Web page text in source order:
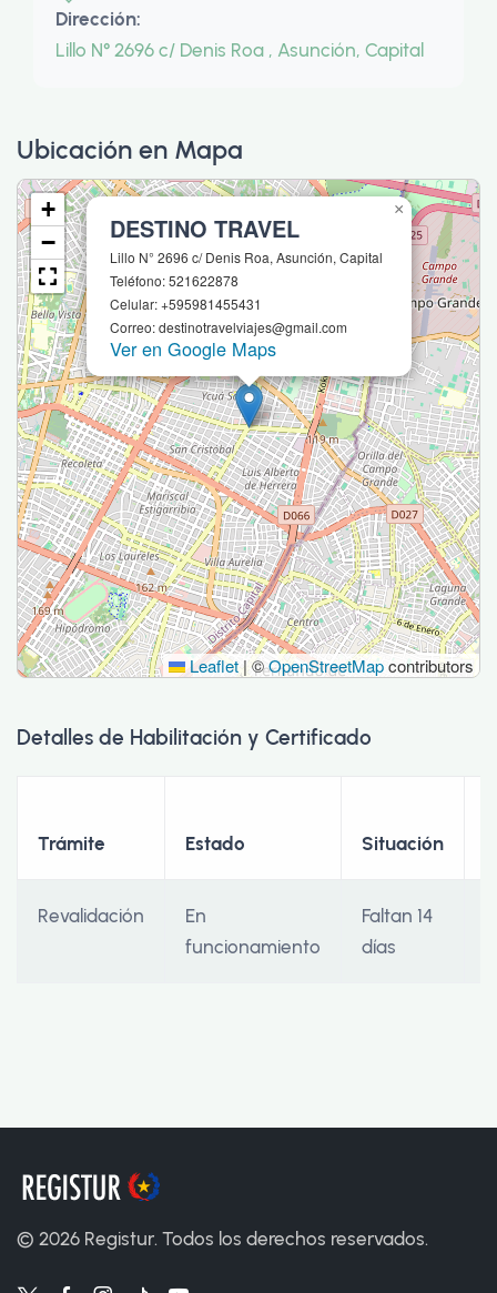
Dirección:
Lillo N° 2696 c/ Denis Roa , Asunción, Capital
Ubicación en Mapa
DESTINO TRAVEL
Lillo N° 2696 c/ Denis Roa, Asunción, Capital
Teléfono: 521622878
Celular: +595981455431
Correo: destinotravelviajes@gmail.com
Ver en Google Maps
×
+
−
Leaflet|©OpenStreetMapcontributors
Detalles de Habilitación y Certificado
Trámite Estado Situación
Revalidación
En
funcionamiento
Faltan 14
días
© 2026 Registur. Todos los derechos reservados.